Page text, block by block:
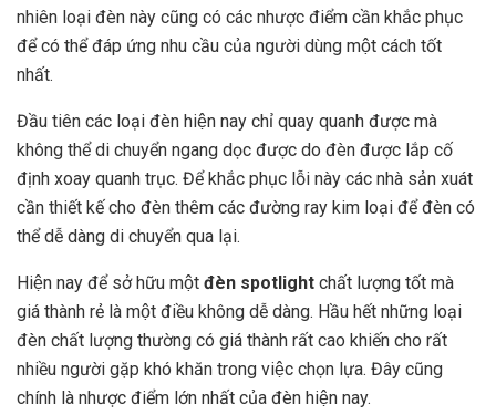
nhiên loại đèn này cũng có các nhược điểm cần khắc phục
để có thể đáp ứng nhu cầu của người dùng một cách tốt
nhất.
Đầu tiên các loại đèn hiện nay chỉ quay quanh được mà
không thể di chuyển ngang dọc được do đèn được lắp cố
định xoay quanh trục. Để khắc phục lỗi này các nhà sản xuát
cần thiết kế cho đèn thêm các đường ray kim loại để đèn có
thể dễ dàng di chuyển qua lại.
Hiện nay để sở hữu một đèn spotlight chất lượng tốt mà
giá thành rẻ là một điều không dễ dàng. Hầu hết những loại
đèn chất lượng thường có giá thành rất cao khiến cho rất
nhiều người gặp khó khăn trong việc chọn lựa. Đây cũng
chính là nhược điểm lớn nhất của đèn hiện nay.